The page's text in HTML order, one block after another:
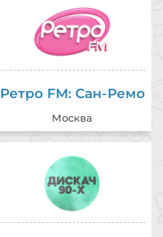
Ретро FM: Сан-Ремо
Москва